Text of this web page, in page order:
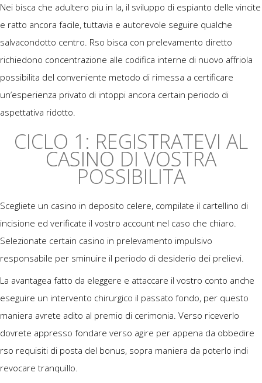
Nei bisca che adultero piu in la, il sviluppo di espianto delle vincite
e ratto ancora facile, tuttavia e autorevole seguire qualche
salvacondotto centro. Rso bisca con prelevamento diretto
richiedono concentrazione alle codifica interne di nuovo affriola
possibilita del conveniente metodo di rimessa a certificare
un’esperienza privato di intoppi ancora certain periodo di
aspettativa ridotto.
CICLO 1: REGISTRATEVI AL
CASINO DI VOSTRA
POSSIBILITA
Scegliete un casino in deposito celere, compilate il cartellino di
incisione ed verificate il vostro account nel caso che chiaro.
Selezionate certain casino in prelevamento impulsivo
responsabile per sminuire il periodo di desiderio dei prelievi.
La avantagea fatto da eleggere e attaccare il vostro conto anche
eseguire un intervento chirurgico il passato fondo, per questo
maniera avrete adito al premio di cerimonia. Verso riceverlo
dovrete appresso fondare verso agire per appena da obbedire
rso requisiti di posta del bonus, sopra maniera da poterlo indi
revocare tranquillo.